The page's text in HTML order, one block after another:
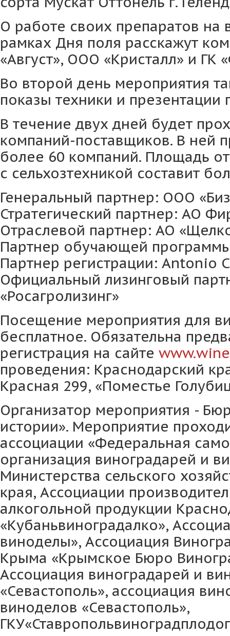
О работе своих препаратов на
рамках Дня поля расскажут
«Август», ООО «Кристалл» и ГК
Во второй день мероприятия
показы техники и
В течение двух дней будет
компаний-поставщиков. В ней
более 60 компаний. Площадь
с сельхозтехникой составит
Генеральный партнер: ООО
Стратегический партнер: АО
Отраслевой партнер: АО
Партнер обучающей
Партнер регистрации: Antonio
Официальный лизинговый
«Росагролизинг»
Посещение мероприятия для
бесплатное. Обязательна
регистрация на сайте
проведения: Краснодарский
Красная 299, «Поместье
Организатор мероприятия -
истории». Мероприятие
ассоциации «Федеральная
организация виноградарей и
Министерства сельского
края, Ассоциации
алкогольной продукции
«Кубаньвиноградалко»,
виноделы», Ассоциация
Крыма «Крымское Бюро
Ассоциация виноградарей и
«Севастополь», ассоциация
виноделов «Севастополь»,